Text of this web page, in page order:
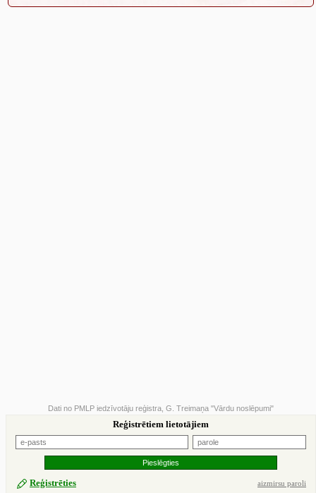
Dati no PMLP iedzīvotāju reģistra, G. Treimaņa "Vārdu noslēpumi"
Reģistrētiem lietotājiem
Reģistrēties aizmirsu paroli